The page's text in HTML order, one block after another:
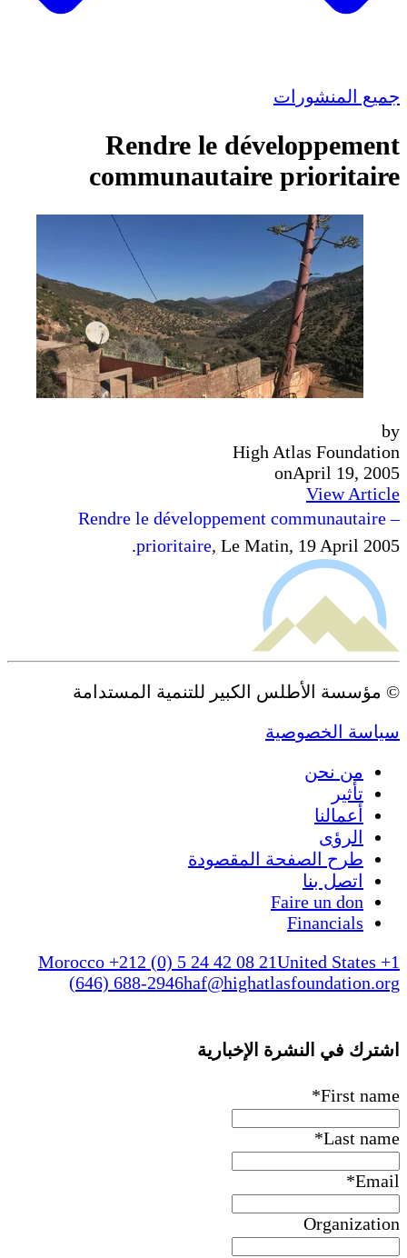
جميع المنشورات
Rendre le développement
communautaire prioritaire
by
High Atlas Foundation
onApril 19, 2005
View Article
– Rendre le développement communautaire
prioritaire, Le Matin, 19 April 2005.
© مؤسسة الأطلس الكبير للتنمية المستدامة
سياسة الخصوصية
من نحن
تأثير
أعمالنا
الرؤى
طرح الصفحة المقصودة
اتصل بنا
Faire un don
Financials
Morocco +212 (0) 5 24 42 08 21United States +1
(646) 688-2946haf@highatlasfoundation.org
اشترك في النشرة الإخبارية
First name
*
Last name
*
Email
*
Organization